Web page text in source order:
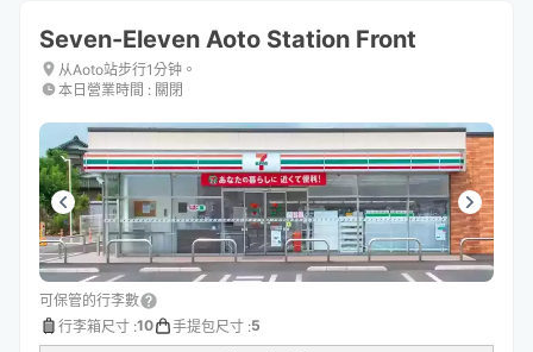
Seven-Eleven Aoto Station Front
从Aoto站步行1分钟。
本日營業時間 : 關閉
可保管的行李數
行李箱尺寸 :10 手提包尺寸 :5